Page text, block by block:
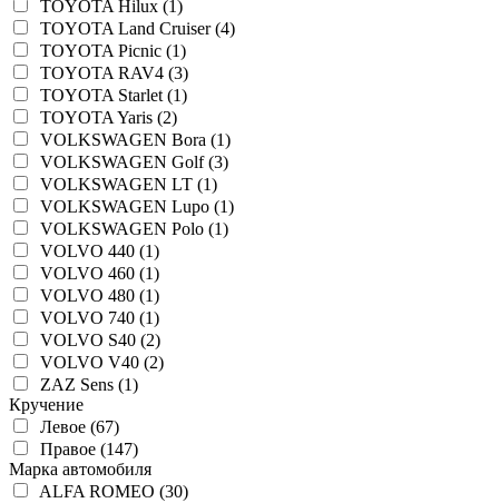
TOYOTA Hilux (1)
TOYOTA Land Cruiser (4)
TOYOTA Picnic (1)
TOYOTA RAV4 (3)
TOYOTA Starlet (1)
TOYOTA Yaris (2)
VOLKSWAGEN Bora (1)
VOLKSWAGEN Golf (3)
VOLKSWAGEN LT (1)
VOLKSWAGEN Lupo (1)
VOLKSWAGEN Polo (1)
VOLVO 440 (1)
VOLVO 460 (1)
VOLVO 480 (1)
VOLVO 740 (1)
VOLVO S40 (2)
VOLVO V40 (2)
ZAZ Sens (1)
Кручение
Левое (67)
Правое (147)
Марка автомобиля
ALFA ROMEO (30)